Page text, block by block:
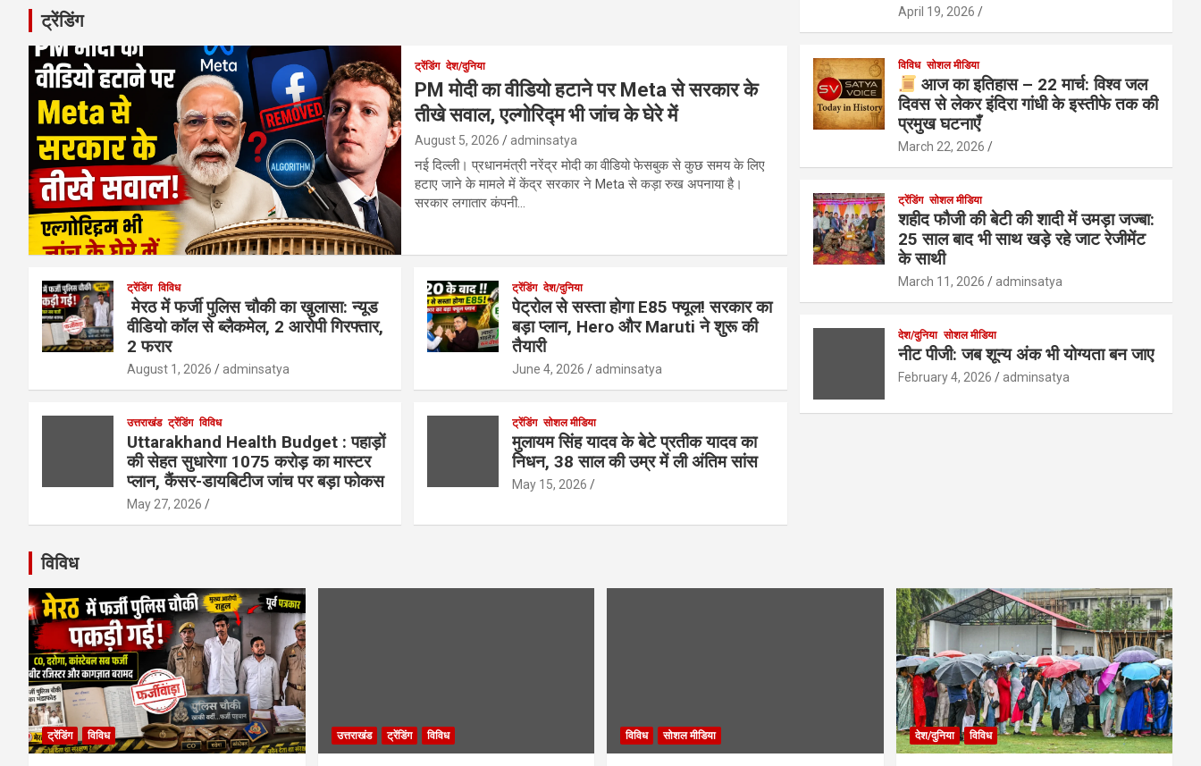
ट्रेंडिंग
ट्रेंडिंग देश/दुनिया
PM मोदी का वीडियो हटाने पर Meta से सरकार के
तीखे सवाल, एल्गोरिद्म भी जांच के घेरे में
August 5, 2026 adminsatya
नई दिल्ली। प्रधानमंत्री नरेंद्र मोदी का वीडियो फेसबुक से कुछ समय के लिए
हटाए जाने के मामले में केंद्र सरकार ने Meta से कड़ा रुख अपनाया है।
सरकार लगातार कंपनी…
ट्रेंडिंग विविध
मेरठ में फर्जी पुलिस चौकी का खुलासा: न्यूड
वीडियो कॉल से ब्लैकमेल, 2 आरोपी गिरफ्तार,
2 फरार
August 1, 2026 adminsatya
ट्रेंडिंग देश/दुनिया
पेट्रोल से सस्ता होगा E85 फ्यूल! सरकार का
बड़ा प्लान, Hero और Maruti ने शुरू की
तैयारी
June 4, 2026 adminsatya
उत्तराखंड ट्रेंडिंग विविध
Uttarakhand Health Budget : पहाड़ों
की सेहत सुधारेगा 1075 करोड़ का मास्टर
प्लान, कैंसर-डायबिटीज जांच पर बड़ा फोकस
May 27, 2026
ट्रेंडिंग सोशल मीडिया
मुलायम सिंह यादव के बेटे प्रतीक यादव का
निधन, 38 साल की उम्र में ली अंतिम सांस
May 15, 2026
April 19, 2026
विविध सोशल मीडिया
आज का इतिहास – 22 मार्च: विश्व जल
दिवस से लेकर इंदिरा गांधी के इस्तीफे तक की
प्रमुख घटनाएँ
March 22, 2026
ट्रेंडिंग सोशल मीडिया
शहीद फौजी की बेटी की शादी में उमड़ा जज्बा:
25 साल बाद भी साथ खड़े रहे जाट रेजीमेंट
के साथी
March 11, 2026 adminsatya
देश/दुनिया सोशल मीडिया
नीट पीजी: जब शून्य अंक भी योग्यता बन जाए
February 4, 2026 adminsatya
विविध
ट्रेंडिंग विविध उत्तराखंड ट्रेंडिंग विविध विविध सोशल मीडिया देश/दुनिया विविध